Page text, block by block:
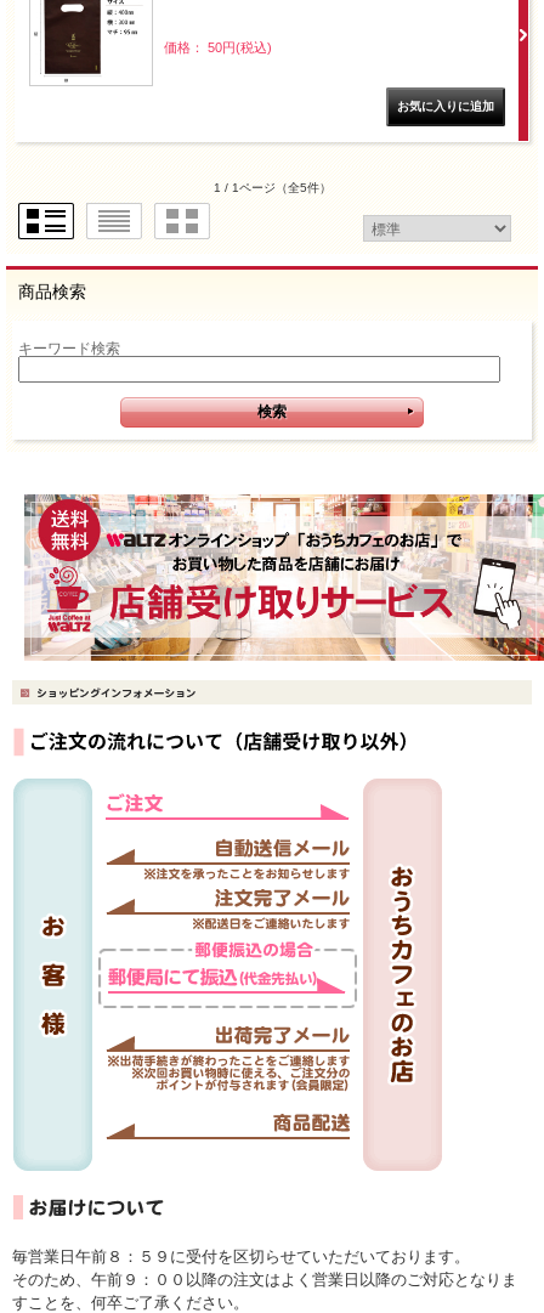
価格： 50円(税込)
1 / 1ページ （全5件）
商品検索
キーワード検索
毎営業日午前８：５９に受付を区切らせていただいております。
そのため、午前９：００以降の注文はよく営業日以降のご対応となりま
すことを、何卒ご了承ください。